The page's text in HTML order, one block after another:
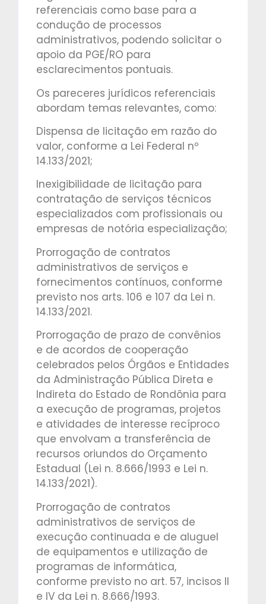
referenciais como base para a
condução de processos
administrativos, podendo solicitar o
apoio da PGE/RO para
esclarecimentos pontuais.
Os pareceres jurídicos referenciais
abordam temas relevantes, como:
Dispensa de licitação em razão do
valor, conforme a Lei Federal nº
14.133/2021;
Inexigibilidade de licitação para
contratação de serviços técnicos
especializados com profissionais ou
empresas de notória especialização;
Prorrogação de contratos
administrativos de serviços e
fornecimentos contínuos, conforme
previsto nos arts. 106 e 107 da Lei n.
14.133/2021.
Prorrogação de prazo de convênios
e de acordos de cooperação
celebrados pelos Órgãos e Entidades
da Administração Pública Direta e
Indireta do Estado de Rondônia para
a execução de programas, projetos
e atividades de interesse recíproco
que envolvam a transferência de
recursos oriundos do Orçamento
Estadual (Lei n. 8.666/1993 e Lei n.
14.133/2021).
Prorrogação de contratos
administrativos de serviços de
execução continuada e de aluguel
de equipamentos e utilização de
programas de informática,
conforme previsto no art. 57, incisos II
e IV da Lei n. 8.666/1993.